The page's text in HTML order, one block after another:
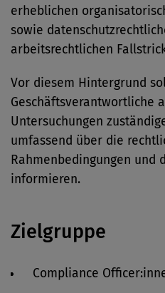
erheblichen
sowie
arbeitsrechtlichen
Vor diesem Hintergrund
Geschäftsverantwortliche
Untersuchungen
umfassend über die
Rahmenbedingungen und
informieren.
Zielgruppe
Compliance